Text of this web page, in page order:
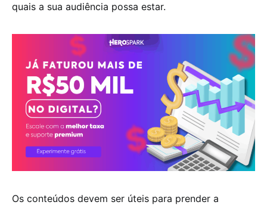
quais a sua audiência possa estar.
Os conteúdos devem ser úteis para prender a